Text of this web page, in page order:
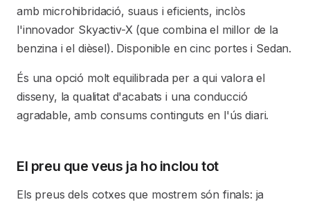
amb microhibridació, suaus i eficients, inclòs
l'innovador Skyactiv-X (que combina el millor de la
benzina i el dièsel). Disponible en cinc portes i Sedan.
És una opció molt equilibrada per a qui valora el
disseny, la qualitat d'acabats i una conducció
agradable, amb consums continguts en l'ús diari.
El preu que veus ja ho inclou tot
Els preus dels cotxes que mostrem són finals: ja